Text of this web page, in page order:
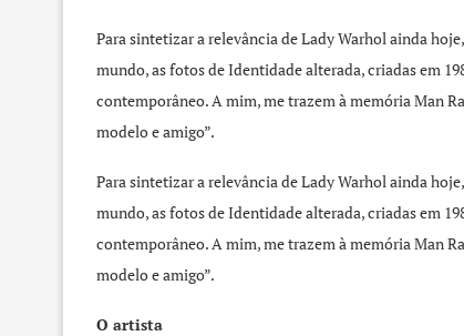
Para sintetizar a relevância de Lady Warhol ainda
mundo, as fotos de Identidade alterada, criadas em
contemporâneo. A mim, me trazem à memória Man
modelo e amigo”.
Para sintetizar a relevância de Lady Warhol ainda
mundo, as fotos de Identidade alterada, criadas em
contemporâneo. A mim, me trazem à memória Man
modelo e amigo”.
O artista